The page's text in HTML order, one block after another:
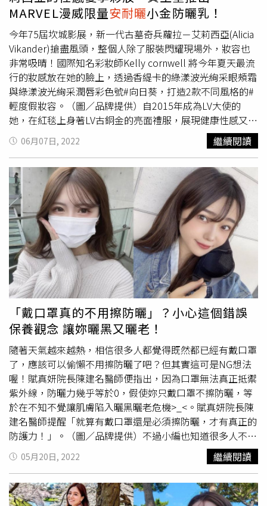
的瑠公綠廊展開活力毛小孩夏日派對。（圖／品牌提供）年
中慶各館回饋禮一次看：#忠孝館：活動期間
6/25(二)~6/26(三)，持快樂購卡於忠孝館當日累積滿2000
元以上，憑同卡號電子發票及銷貨明細兌換「USB靜音涼風
扇8吋」一台。(限量3500台)#復興館：活動期間
6/25(二)~6/26(三)，持SOGO APP內快樂購卡於復興館當日
累積滿5000元以上，憑同卡號電子發票及銷貨明細兌換
「沁涼空氣循環扇」一台。(限量1800台)#敦化館：活動期
間6/25(二)~6/26(三)持SOGO APP內快樂購卡於敦化館當日
累積滿1500元以上，憑同卡號電子發票及銷貨明細兌換
「多功能USB小型風扇」一台。(限量400台)
最愛的全新品項「AHC零死角純物理清爽防曬棒」與「AHC
零死角防曬水感凝露」，以超高防曬規格SPF50+、
PA++++及清爽舒適的親膚質地，讓你全天候安心擦不黏
膩，。AHC第一款純物理性防曬的「AHC零死角純物理清爽
防曬棒」，由韓國醫美為敏弱肌專研，全面解決一般物理性
防曬產品的痛點，如：偏油質地濃稠不易均勻塗抹、塗抹部
位膚色泛白不自然、使用後膚觸感覺厚重與油悶等。「AHC
零死角純物理清爽防曬棒」有令人驚豔的親膚輕盈質地，敏
弱肌與部分因長期配戴口罩造成的問題膚況尤其適用。AHC
零死角純物理清爽防曬棒 SPF50+ / PA++++14g／600元
（圖／品牌提供、黃筱婷攝影）許多單純的防曬無法100%
對抗日照對肌膚造成的傷害，及時修護曬後肌膚， AHC推
出全新零死角防曬水感凝露，是一款內修外防、攻守兼具的
天才防曬品，有別於一般含防曬係數的妝前打底或基礎底妝
產品，更多一重進階養膚，是日間保養的完美最後一步！質
地水潤輕盈、薄透服貼，不影響後續妝容，更能使底妝綻放
自然輕透光澤，成為橫掃韓國美妝殊榮的超強新品，榮登韓
國美容網站GLOWPICK美妝大賞防曬類產品第一名！AHC零
死角防曬水感凝露 SPF50+ / PA++++40ml／750元。（圖／
品牌提供、黃筱婷攝影） 安耐曬 超級特惠活動快跟上地表超
強防曬「安耐曬」在炎炎夏日即將到來前，推出夏季限定的
「輕盈耐曬追光自在」快閃活動，6/2 3起在全台指定百貨
和連鎖藥妝通路開跑！（圖／品牌提供）今夏超抗曬限時好
康免費換 !#命定防曬選物區 : 試用體驗全新升級的金鑽系
列 ，選出日常&出遊命定款！#金鑽Q u i z：互動小遊戲答
對就送「自在追光體驗包」場場500份送完止！#時尚防曬
包打卡點 : 超大透明時尚防曬包放入出門必備的金鑽系列超
好拍#激安瘋搶限定組 : 每個整點開賣極限量 「買1送5
組 」，等於買正貨送正貨！(右上)SHISEIDO 安耐曬整點限
定 買 1 送 5 組，優惠價 855 元(買 金鑽高效防曬露N 6 0
ml( 正貨 )贈金鑽高效防曬露N 12ml x5)；(右下)SHISEIDO
買2送3組，優惠價1566 元(買金鑽高效防曬露
N60ml，金鑽水透妍妝前乳 N 9 0 g，贈金鑽高效防曬露N
12ml x2；金鑽水透妍妝前乳N15ml。)（圖／品牌提供）活
動日期地點：6/23-6/25 台北 忠孝SOGO7/2-7/3 台北 新光
MARVEL漫威限量安耐曬小金防曬乳！
今年75屆坎城影展，新一代古墓奇兵蘿拉－艾莉西亞(Alicia
Vikander)搶盡風頭，整個人除了服裝閃耀現場外，妝容也
非常吸晴！國際知名彩妝師Kelly cornwell 將今年夏天最流
行的妝感放在她的臉上，透過香緹卡的綠漾波光絢采眼頰霜
與綠漾波光絢采潤唇彩色號#向日葵，打造2款不同風格的#
輕度假妝容。（圖／品牌提供）自2015年成為LV大使的
她，在紅毯上身著LV古銅金的亮面禮服，展現健康性感又充
滿力量的魅力，使用具有玫瑰金光澤的妝感，完美呈現置身
南法的夏日風情。國際知名彩妝師Kelly cornwell笑說：
「在充滿迷人的藍天海灣上，簡約自然且帶有現代感、清新
的妝容是最適合艾莉西亞的#輕度假妝容，優雅呈現在蔚藍
海岸的陽光下慵懶的享受日光洗禮的自在。」全系列包含完
美呈現夏日玫瑰金妝感的綠漾波光絢采眼頰霜，細緻的霜狀
質地更貼膚，能呈現自然活力的立體輪廓、全新綠漾波光絢
采潤唇彩，注入經典五月玫瑰精萃和抗氧化櫻桃果萃取，一
抹滋養雙唇，以及百分百純素的乾濕兩用訂製底妝刷，讓無
瑕妝容更持久，當然也別忘了使用防曬修護隔離乳SPF45
PA++，於肌膚表層形成全頻防護盾，讓妝容散發被陽光親
吻過的自然光采色澤。ＣＨＡＮＴＥＣＡＩＬＬＥ香緹卡
2022 夏季限量彩妝 乾濕兩用訂製底妝刷／1600元； 2022
夏季限量彩妝 綠漾波光絢采眼頰霜／3100元；2022 夏季限
量彩妝 綠漾波光絢采潤唇彩 #向日葵／1300元；曬修護隔
離乳 SPF45 PA++40ml／3650元（圖／品牌提供）另外，
資生堂超強防曬安耐曬與漫威英雄推出聯名限量防曬！共2
款設計造型的「金鑽高效防曬露N 4X 漫威」， 由6大最受
歡迎的漫威英雄鋼鐵人、蜘蛛人、美國隊長、綠巨人浩克、
黑寡婦、驚奇隊長，組成「超強抗UV防護聯盟」，獨家聯
名的氣勢包裝，在日本一上市也成為英雄迷們爭先入手的超
強防曬品！今年夏天就和安耐曬 及漫威英雄一起對抗紫外線
大魔王，守護美麗肌膚吧！金鑽高效防曬露N 4X 漫威」首
創的「濕度偵測技術」，自動偵測汗水 、熱氣 ，和空氣中
的水分與濕度 ， 並將潮濕水氣轉化為 U V 防禦膜 ，不但防
水更連濕 氣都能抵抗！SHISEIDO金鑽高效防曬露N 4X 漫
06月07日, 2022 繼續閱讀
「戴口罩真的不用擦防曬」？小心這個錯誤
保養觀念 讓妳曬黑又曬老！
隨著天氣越來越熱，相信很多人都覺得既然都已經有戴口罩
了，應該可以偷懶不用擦防曬了吧？但其實這可是NG想法
喔！賦真妍院長陳建名醫師便指出，因為口罩無法真正抵禦
紫外線，防曬力幾乎等於0，假使妳只戴口罩不擦防曬，等
於在不知不覺讓肌膚陷入曬黑曬老危機>_<。賦真妍院長陳
建名醫師提醒「就算有戴口罩還是必須擦防曬，才有真正的
防護力！」。（圖／品牌提供）不過小編也知道很多人不愛
在臉上塗抹防曬的原因，就是因為有的防曬很不透氣，再加
上多了口罩又會大出油...，為了有這樣困擾的大家，小編這
次要介紹的這幾款防曬就是能顛覆妳對夏天防曬=悶熱不適
的刻板印象，讓妳不再害怕高溫天氣，防曬輕鬆擦上臉，做
05月20日, 2022 繼續閱讀